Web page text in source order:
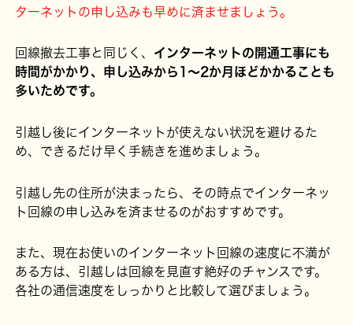
ターネットの申し込みも早めに済ませましょう。
回線撤去工事と同じく、 インターネットの開通工事にも
時間がかかり、申し込みから1～2か月ほどかかることも
多いためです。
引越し後にインターネットが使えない状況を避けるた
め、できるだけ早く手続きを進めましょう。
引越し先の住所が決まったら、その時点でインターネッ
ト回線の申し込みを済ませるのがおすすめです。
また、現在お使いのインターネット回線の速度に不満が
ある方は、引越しは回線を見直す絶好のチャンスです。
各社の通信速度をしっかりと比較して選びましょう。